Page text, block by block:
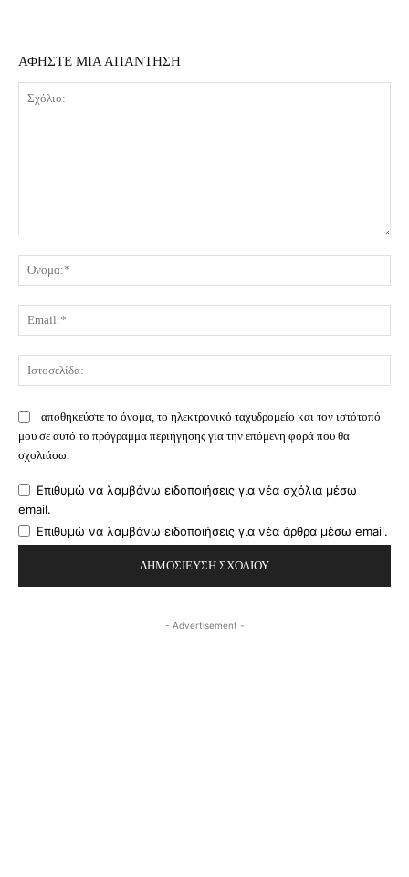
ΑΦΗΣΤΕ ΜΙΑ ΑΠΑΝΤΗΣΗ
αποθηκεύστε το όνομα, το ηλεκτρονικό ταχυδρομείο και τον ιστότοπό
μου σε αυτό το πρόγραμμα περιήγησης για την επόμενη φορά που θα
σχολιάσω.
Επιθυμώ να λαμβάνω ειδοποιήσεις για νέα σχόλια μέσω
email.
Επιθυμώ να λαμβάνω ειδοποιήσεις για νέα άρθρα μέσω email.
- Advertisement -